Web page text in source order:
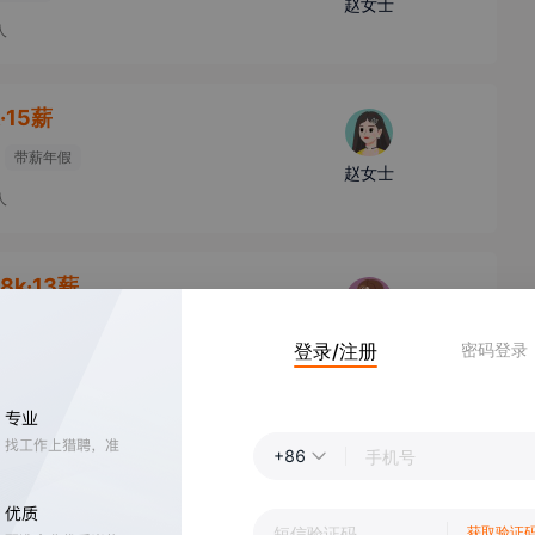
赵女士
薪
带薪年假
赵女士
薪
张女士
人力资源部经理
登录/注册 密码登录
+86